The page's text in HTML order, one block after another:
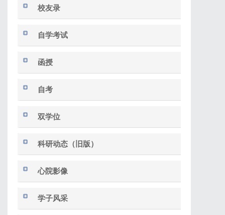
校友录
自学考试
函授
自考
双学位
科研动态（旧版）
心院影像
学子风采